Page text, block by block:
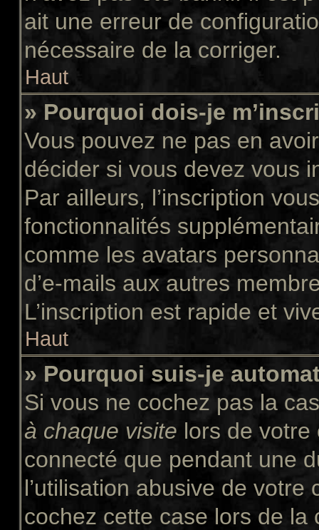
ait une erreur de
nécessaire de la corriger.
Haut
» Pourquoi dois-je
Vous pouvez ne pas en
décider si vous devez vous
Par ailleurs, l’inscription
fonctionnalités
comme les avatars
d’e-mails aux autres
L’inscription est rapide et
Haut
» Pourquoi suis-je
Si vous ne cochez pas la
à chaque visite lors de votre
connecté que pendant une
l’utilisation abusive de
cochez cette case lors de la